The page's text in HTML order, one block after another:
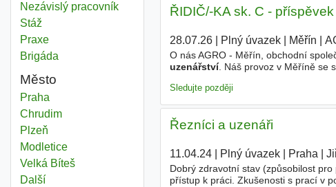
Nezávislý pracovník
Stáž
Praxe
Brigáda
Město
Uzenář
Praha
Uzenář
Chrudim
Uzenář
Plzeň
Uzenář
Modletice
Uzenář
Velká Bíteš
Dalšíměsta
ŘIDIČ/-KA sk. C -
28.07.26| Plný úvazek| Měřín
O nás AGRO - Měřín, obchodní
uzenářství. Náš provoz v Měříně se
Sledujte později
Řezníci a uzenáři
11.04.24| Plný úvazek| Praha
Dobrý zdravotní stav (způsobilost
přístup k práci. Zkušenosti s prací v